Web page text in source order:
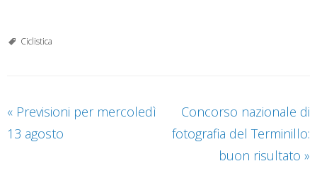
Ciclistica
« Previsioni per mercoledì
13 agosto
Concorso nazionale di
fotografia del Terminillo:
buon risultato »